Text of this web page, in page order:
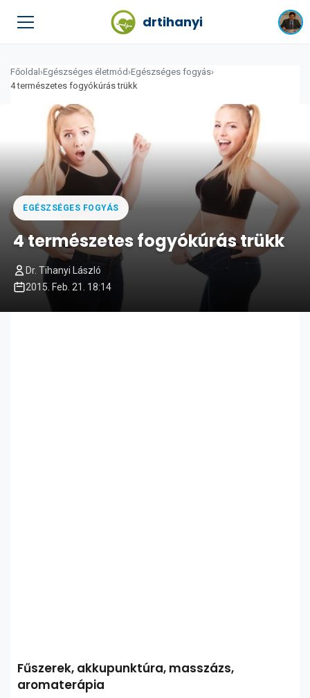
drtihanyi
Főoldal ›Egészséges életmód ›Egészséges fogyás›
4 természetes fogyókúrás trükk
EGÉSZSÉGES FOGYÁS
4 természetes fogyókúrás trükk
Dr. Tihanyi László
2015. Feb. 21. 18:14
Fűszerek, akkupunktúra, masszázs,
aromaterápia